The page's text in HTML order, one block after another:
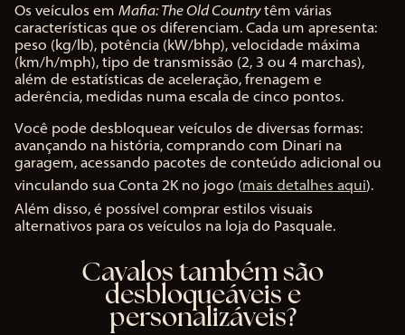
Os veículos em Mafia: The Old Countrytêm várias
características que os diferenciam. Cada um apresenta:
peso (kg/lb), potência (kW/bhp), velocidade máxima
(km/h/mph), tipo de transmissão (2, 3 ou 4 marchas),
além de estatísticas de aceleração, frenagem e
aderência, medidas numa escala de cinco pontos.
Você pode desbloquear veículos de diversas formas:
avançando na história, comprando com Dinari na
garagem, acessando pacotes de conteúdo adicional ou
vinculando sua Conta 2K no jogo (mais detalhes aqui).
Além disso, é possível comprar estilos visuais
alternativos para os veículos na loja do Pasquale.
Cavalos também são
desbloqueáveis e
personalizáveis?